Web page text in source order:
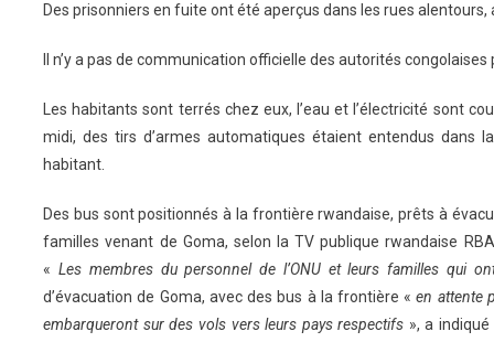
Des prisonniers en fuite ont été aperçus dans les rues alentours,
Il n’y a pas de communication officielle des autorités
Les habitants sont terrés chez eux, l’eau et l’électricité sont
midi, des tirs d’armes automatiques étaient entendus dans
habitant.
Des bus sont positionnés à la frontière rwandaise, prêts à
familles venant de Goma, selon la TV publique rwandaise
« Les membres du personnel de l’ONU et leurs familles qui
d’évacuation de Goma, avec des bus à la frontière «en attente
embarqueront sur des vols vers leurs pays respectifs », a indiqué